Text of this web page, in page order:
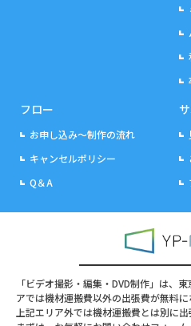
フロー
お申し込み～制作の流れ
キャンセルポリシー
Q＆A
「ビデオ撮影・編集・DVD制作」は、
アでは機材運搬費以外の出張費が無料に
上記エリア外では機材運搬費とは別に出